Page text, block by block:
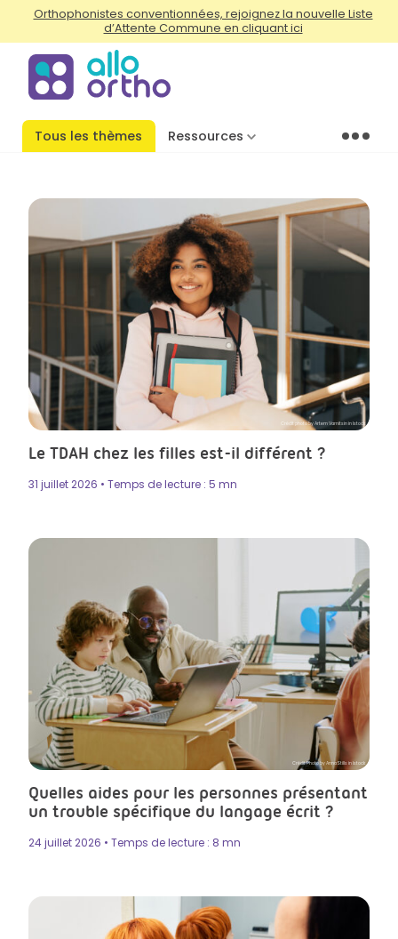
Orthophonistes conventionnées, rejoignez la nouvelle Liste
d’Attente Commune en cliquant ici
Tous les thèmes Ressources Menu
Crédit photo by Artem Varnitsin in Istock
Le TDAH chez les filles est-il différent ?
31 juillet 2026 • Temps de lecture : 5 mn
Crédit Photo by AnnaStills in Istock
Quelles aides pour les personnes présentant
un trouble spécifique du langage écrit ?
24 juillet 2026 • Temps de lecture : 8 mn